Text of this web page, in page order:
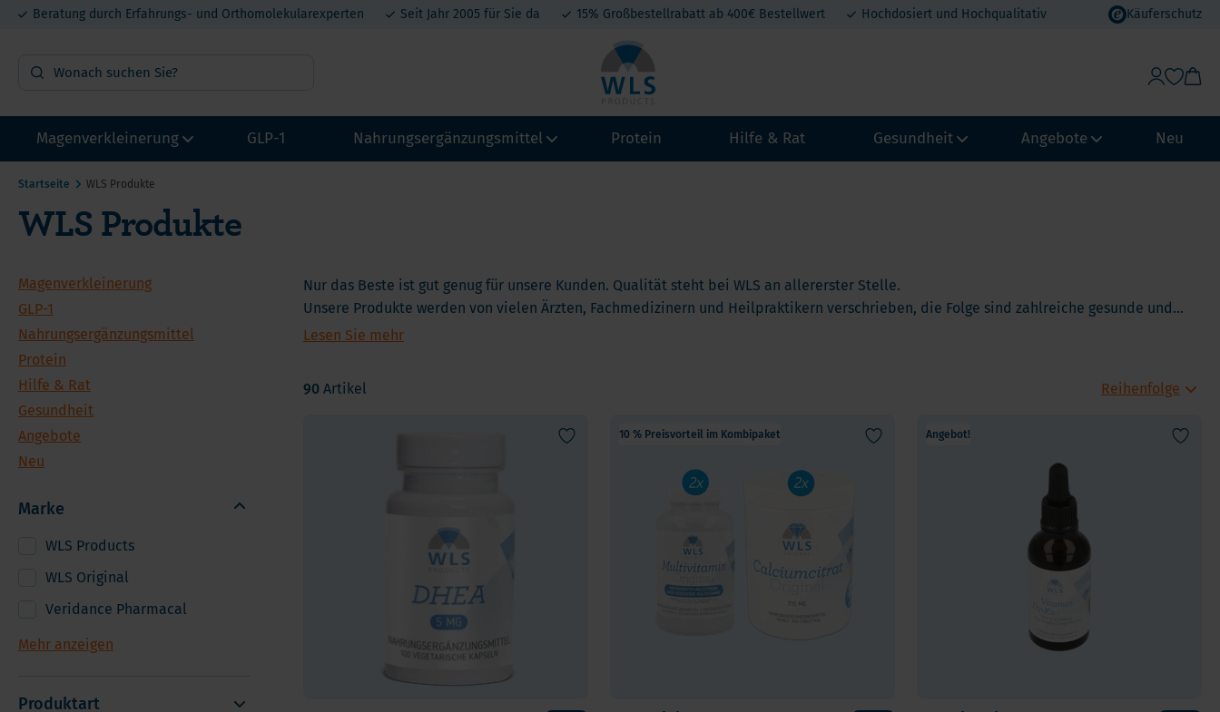
Beratung durch Erfahrungs- und Orthomolekularexperten Seit Jahr 2005 für Sie da 15% Großbestellrabatt ab 400€ Bestellwert Hochdosiert und Hochqualitativ Käuferschutz
Magenverkleinerung
OP Vorbereitung
Multivitamin mit Eisen
Calcium
Het belang van Calcium na een maagverkleining
Eisen
Proteine
Andere Nahrungserganzungsmittel
Vorteilspakete
GLP-1 Nahrungsergänzungsmittel
Schlauchmagen
Vitamin C
Multivitamin
Vitamin-Testen
Eisen
Protein-Produkte
Melatonin
DHEA
Protein Hilfe & Rat Gesundheit
NeuroVitality & Nootropics
Antioxidans und Entgiftung
Gehirn und Geisteszustand
Angebote
Erdbeer-Rabatt
Neu
Startseite WLS Produkte
WLS Produkte
Nur das Beste ist gut genug für unsere Kunden. Qualität steht bei WLS an allererster Stelle.
Unsere Produkte werden von vielen Ärzten, Fachmedizinern und Heilpraktikern verschrieben, die Folge sind zahlreiche gesunde und
zufriedene Patienten.
Unsere eigene Marke WLS Products wurde speziell für unsere Kunden entwickelt. Hochdosierte und reine Nahrungsergänzungsmittel.
Lesen Sie mehr
90 Artikel
10 % Preisvorteil im Kombipaket Angebot!
Magenverkleinerung
GLP-1
Nahrungsergänzungsmittel
Protein
Hilfe & Rat
Gesundheit
Angebote
Neu
Marke
WLS Products
WLS Original
Veridance Pharmacal
Mehr anzeigen
Produktart